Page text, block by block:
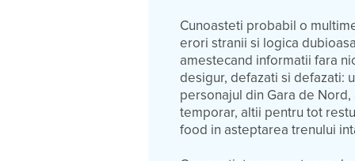
Cunoasteti probabil o
erori stranii si logica
amestecand informatii fara
desigur, defazati si defazati:
personajul din Gara de
temporar, altii pentru tot
food in asteptarea trenului